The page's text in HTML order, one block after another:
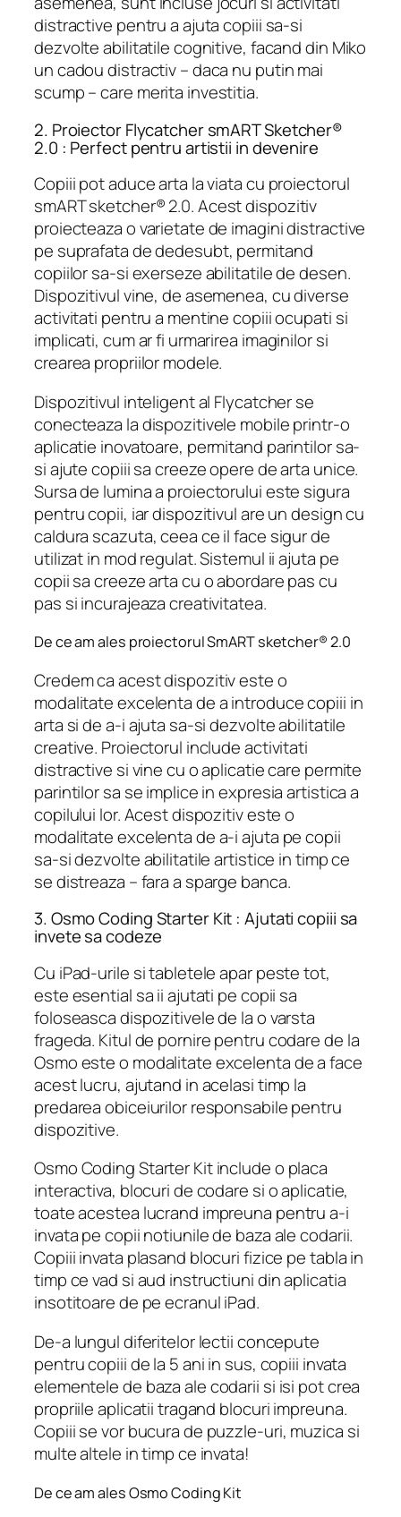
distractive pentru a ajuta copiii sa-si
dezvolte abilitatile cognitive, facand din Miko
un cadou distractiv – daca nu putin mai
scump – care merita investitia.
2. Proiector Flycatcher smART Sketcher®
2.0 : Perfect pentru artistii in devenire
Copiii pot aduce arta la viata cu proiectorul
smART sketcher® 2.0. Acest dispozitiv
proiecteaza o varietate de imagini distractive
pe suprafata de dedesubt, permitand
copiilor sa-si exerseze abilitatile de desen.
Dispozitivul vine, de asemenea, cu diverse
activitati pentru a mentine copiii ocupati si
implicati, cum ar fi urmarirea imaginilor si
crearea propriilor modele.
Dispozitivul inteligent al Flycatcher se
conecteaza la dispozitivele mobile printr-o
aplicatie inovatoare, permitand parintilor sa-
si ajute copiii sa creeze opere de arta unice.
Sursa de lumina a proiectorului este sigura
pentru copii, iar dispozitivul are un design cu
caldura scazuta, ceea ce il face sigur de
utilizat in mod regulat. Sistemul ii ajuta pe
copii sa creeze arta cu o abordare pas cu
pas si incurajeaza creativitatea.
De ce am ales proiectorul SmART sketcher® 2.0
Credem ca acest dispozitiv este o
modalitate excelenta de a introduce copiii in
arta si de a-i ajuta sa-si dezvolte abilitatile
creative. Proiectorul include activitati
distractive si vine cu o aplicatie care permite
parintilor sa se implice in expresia artistica a
copilului lor. Acest dispozitiv este o
modalitate excelenta de a-i ajuta pe copii
sa-si dezvolte abilitatile artistice in timp ce
se distreaza – fara a sparge banca.
3. Osmo Coding Starter Kit : Ajutati copiii sa
invete sa codeze
Cu iPad-urile si tabletele apar peste tot,
este esential sa ii ajutati pe copii sa
foloseasca dispozitivele de la o varsta
frageda. Kitul de pornire pentru codare de la
Osmo este o modalitate excelenta de a face
acest lucru, ajutand in acelasi timp la
predarea obiceiurilor responsabile pentru
dispozitive.
Osmo Coding Starter Kit include o placa
interactiva, blocuri de codare si o aplicatie,
toate acestea lucrand impreuna pentru a-i
invata pe copii notiunile de baza ale codarii.
Copiii invata plasand blocuri fizice pe tabla in
timp ce vad si aud instructiuni din aplicatia
insotitoare de pe ecranul iPad.
De-a lungul diferitelor lectii concepute
pentru copiii de la 5 ani in sus, copiii invata
elementele de baza ale codarii si isi pot crea
propriile aplicatii tragand blocuri impreuna.
Copiii se vor bucura de puzzle-uri, muzica si
multe altele in timp ce invata!
De ce am ales Osmo Coding Kit